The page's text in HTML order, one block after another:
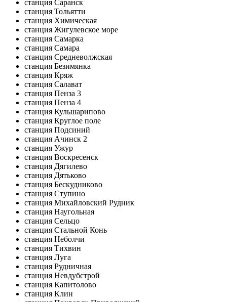
станция Саранск
станция Тольятти
станция Химическая
станция Жигулевское море
станция Самарка
станция Самара
станция Средневолжская
станция Безимянка
станция Кряж
станция Салават
станция Пенза 3
станция Пенза 4
станция Кульшарипово
станция Круглое поле
станция Подсиний
станция Ачинск 2
станция Ужур
станция Воскресенск
станция Дягилево
станция Дятьково
станция Бескудниково
станция Ступино
станция Михайловский Рудник
станция Наугольная
станция Сельцо
станция Стальной Конь
станция Неболчи
станция Тихвин
станция Луга
станция Рудничная
станция Невдубстрой
станция Капитолово
станция Клин